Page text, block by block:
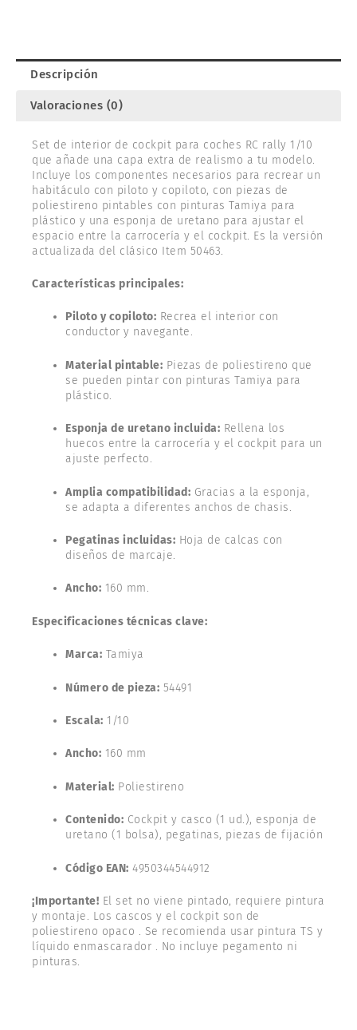
Descripción
Valoraciones (0)
Set de interior de cockpit para coches RC rally 1/10
que añade una capa extra de realismo a tu modelo.
Incluye los componentes necesarios para recrear un
habitáculo con piloto y copiloto, con piezas de
poliestireno pintables con pinturas Tamiya para
plástico y una esponja de uretano para ajustar el
espacio entre la carrocería y el cockpit. Es la versión
actualizada del clásico Item 50463.
Características principales:
Piloto y copiloto: Recrea el interior con
conductor y navegante.
Material pintable: Piezas de poliestireno que
se pueden pintar con pinturas Tamiya para
plástico.
Esponja de uretano incluida: Rellena los
huecos entre la carrocería y el cockpit para un
ajuste perfecto.
Amplia compatibilidad: Gracias a la esponja,
se adapta a diferentes anchos de chasis.
Pegatinas incluidas: Hoja de calcas con
diseños de marcaje.
Ancho: 160 mm.
Especificaciones técnicas clave:
Marca: Tamiya
Número de pieza: 54491
Escala: 1/10
Ancho: 160 mm
Material: Poliestireno
Contenido: Cockpit y casco (1 ud.), esponja de
uretano (1 bolsa), pegatinas, piezas de fijación
Código EAN: 4950344544912
¡Importante! El set no viene pintado, requiere pintura
y montaje. Los cascos y el cockpit son de
poliestireno opaco . Se recomienda usar pintura TS y
líquido enmascarador . No incluye pegamento ni
pinturas.